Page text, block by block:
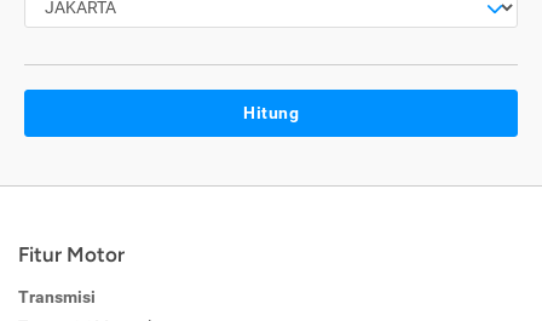
Hitung
Fitur Motor
Transmisi